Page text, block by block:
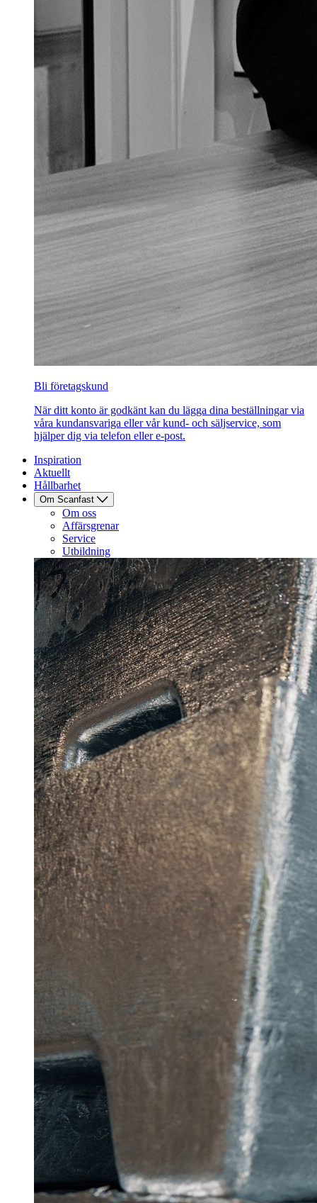
Bli företagskund
När ditt konto är godkänt kan du lägga dina beställningar via
våra kundansvariga eller vår kund- och säljservice, som
hjälper dig via telefon eller e-post.
Inspiration
Aktuellt
Hållbarhet
Om Scanfast
Om oss
Affärsgrenar
Service
Utbildning